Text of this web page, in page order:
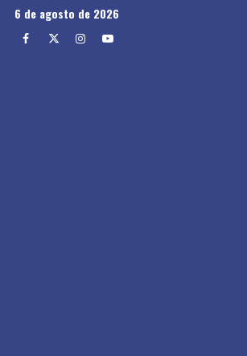
6 de agosto de 2026
Facebook
TwitterInstagram
Youtube